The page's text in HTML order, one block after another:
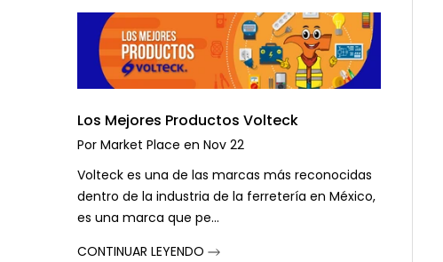
Los Mejores Productos Volteck
Por Market Place en Nov 22
Volteck es una de las marcas más reconocidas
dentro de la industria de la ferretería en México,
es una marca que pe...
CONTINUAR LEYENDO